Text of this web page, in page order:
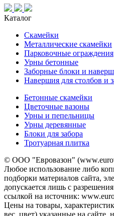
Каталог
Скамейки
Металлические скамейки
Парковочные ограждения
Урны бетонные
Заборные блоки и
Навершия для столбов и
Бетонные скамейки
Цветочные вазоны
Урны и пепельницы
Урны деревянные
Блоки для забора
Тротуарная плитка
© ООО "Евровазон"
Любое использование либо
подборки материалов сайта,
допускается лишь с
ссылкой на источник:
Цены на товары,